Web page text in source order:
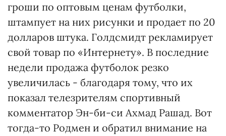
гроши по оптовым ценам футболки,
штампует на них рисунки и продает по 20
долларов штука. Голдсмидт рекламирует
свой товар по «Интернету». В последние
недели продажа футболок резко
увеличилась - благодаря тому, что их
показал телезрителям спортивный
комментатор Эн-би-си Ахмад Рашад. Вот
тогда-то Родмен и обратил внимание на